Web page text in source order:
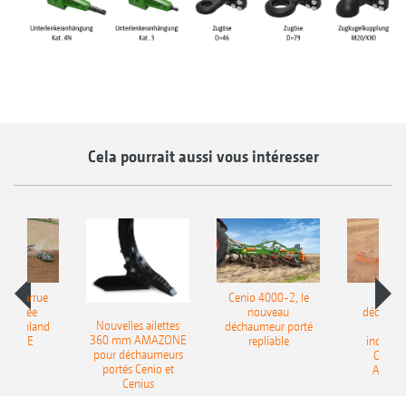
Cela pourrait aussi vous intéresser
charrue
portée
Onland
Nouvelles ailettes
360 mm AMAZONE
pour déchaumeurs
portés Cenio et
Cenius
Cenio 4000-2, le
nouveau
déchaumeur porté
repliable